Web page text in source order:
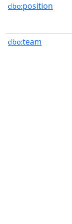
dbo:position
dbo:team